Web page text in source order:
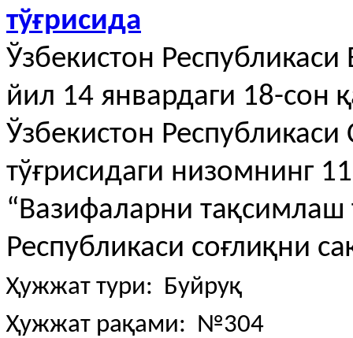
тўғрисида
Ўзбекистон
йил 14 январдаги 18-сон
Ўзбекистон
тўғрисидаги низомнинг
“Вазифаларни тақсимлаш
Республикаси соғлиқни
Ҳужжат тури: Буйруқ
Ҳужжат рақами: №304